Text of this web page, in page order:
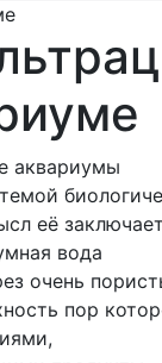
аквариумы
её
вода
очень
пор